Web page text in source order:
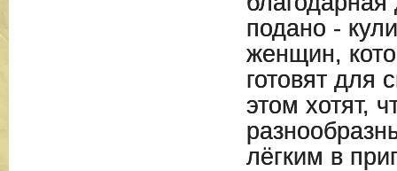
подано -
женщин,
готовят для
этом хотят,
лёгким в